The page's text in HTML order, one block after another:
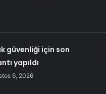
güvenliği için son
yapıldı
6, 2026